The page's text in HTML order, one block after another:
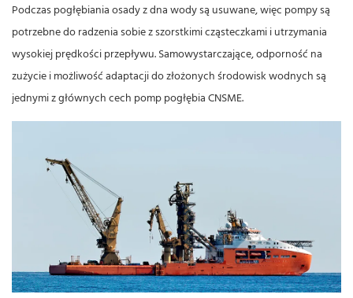
Podczas pogłębiania osady z dna wody są usuwane, więc pompy są
potrzebne do radzenia sobie z szorstkimi cząsteczkami i utrzymania
wysokiej prędkości przepływu. Samowystarczające, odporność na
zużycie i możliwość adaptacji do złożonych środowisk wodnych są
jednymi z głównych cech pomp pogłębia CNSME.